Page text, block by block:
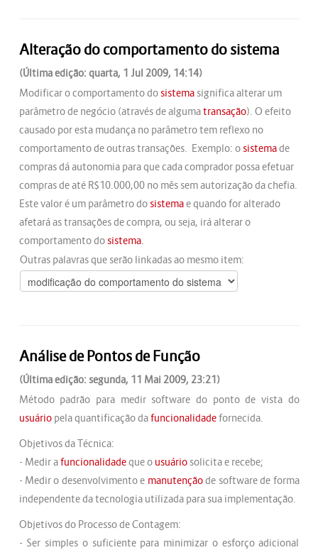
Alteração do comportamento do sistema
(Última edição: quarta, 1 Jul 2009, 14:14)
Modificar o comportamento dosistemasignifica alterar um
parâmetro de negócio (através de algumatransação). O efeito
causado por esta mudança no parâmetro tem reflexo no
comportamento de outras transações. Exemplo: osistemade
compras dá autonomia para que cada comprador possa efetuar
compras de até R$10.000,00 no mês sem autorização da chefia.
Este valor é um parâmetro dosistemae quando for alterado
afetará as transações de compra, ou seja, irá alterar o
comportamento dosistema.
Outras palavras que serão linkadas ao mesmo item:
Análise de Pontos de Função
(Última edição: segunda, 11 Mai 2009, 23:21)
Método padrão para medir software do ponto de vista do
usuáriopela quantificação dafuncionalidadefornecida.
Objetivos da Técnica:
- Medir afuncionalidadeque o usuáriosolicita e recebe;
- Medir o desenvolvimento e manutençãode software de forma
independente da tecnologia utilizada para sua implementação.
Objetivos do Processo de Contagem:
- Ser simples o suficiente para minimizar o esforço adicional